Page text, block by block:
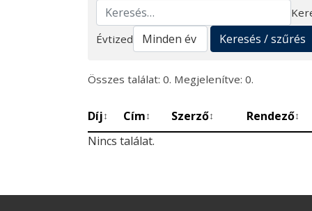
Keresés
Évtized
Keresés / szűrés
Összes találat: 0. Megjelenítve: 0.
Díj↕ Cím↕ Szerző↕ Rendező↕
Nincs találat.